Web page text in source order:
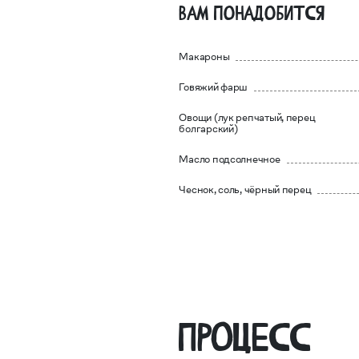
Вам понадобится
Макароны
Говяжий фарш
Овощи (лук репчатый, перец
болгарский)
Масло подсолнечное
Чеснок, соль, чёрный перец
Процесс